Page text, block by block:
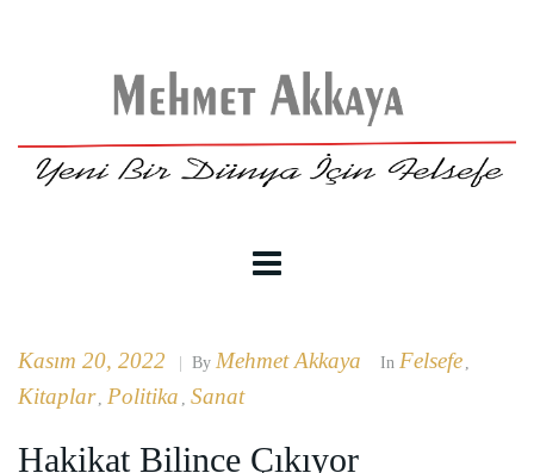
Kasım 20, 2022 By Mehmet Akkaya In Felsefe
Kitaplar Politika Sanat
Hakikat Bilince Çıkıyor